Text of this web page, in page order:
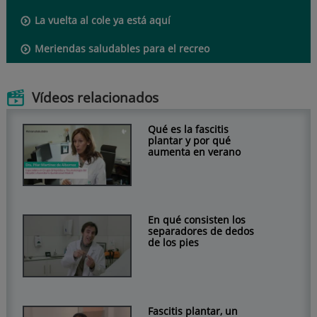
La vuelta al cole ya está aquí
Meriendas saludables para el recreo
Vídeos relacionados
Qué es la fascitis
plantar y por qué
aumenta en verano
En qué consisten los
separadores de dedos
de los pies
Fascitis plantar, un